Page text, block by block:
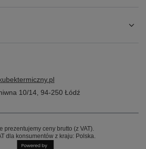
10/14 94-250 Łódź
prezentujemy ceny brutto (z VAT).
dla konsumentów z kraju: Polska.